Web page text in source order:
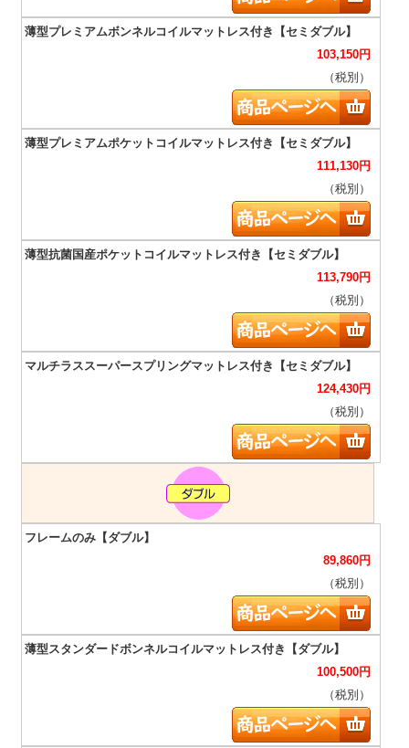
103,150円
（税別）
111,130円
（税別）
113,790円
（税別）
124,430円
（税別）
89,860円
（税別）
100,500円
（税別）